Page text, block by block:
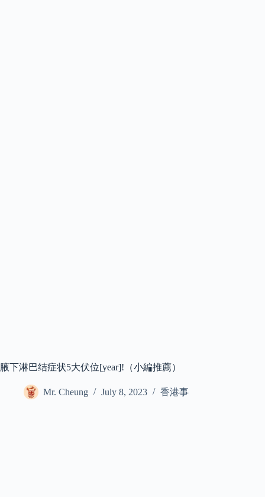
腋下淋巴结症状5大伏位[year]!（小編推薦）
Mr. Cheung July 8, 2023 香港事